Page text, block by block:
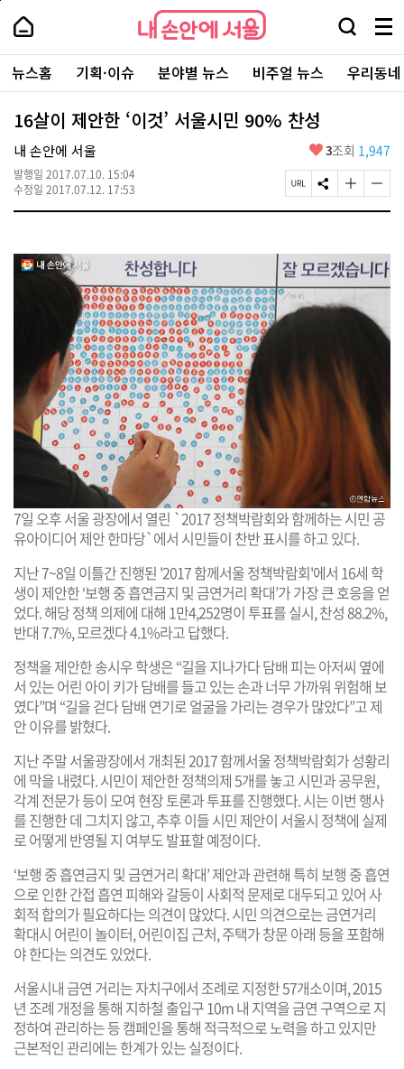
본
로
가
내
손
안
에
서
울
-
서
울
시
대
표
소
털
내
손
에
울
검
창
열
기
메
뉴
전
체
보
주
요
서
뉴스홈 기획·이슈 분야별 뉴스 비주얼 뉴스 우리동
16살이 제안한 ‘이것’ 서울시민 90% 찬성
내 손안에 서울
발행일 2017.07.10. 15:04
수정일 2017.07.12. 17:53
좋
요
3조회 1,947
페
이
R
L
복
사
S
N
유
하
기
글
자
크
게
변
하
글
자
작
게
변
기
7일 오후 서울 광장에서 열린 `2017 정책박람회와 함께하는 시민 공
유아이디어 제안 한마당`에서 시민들이 찬반 표시를 하고 있다.
지난 7~8일 이틀간 진행된 '2017 함께서울 정책박람회'에서 16세 학
생이 제안한 ‘보행 중 흡연금지 및 금연거리 확대’가 가장 큰 호응을 얻
었다. 해당 정책 의제에 대해 1만4,252명이 투표를 실시, 찬성 88.2%,
반대 7.7%, 모르겠다 4.1%라고 답했다.
정책을 제안한 송시우 학생은 “길을 지나가다 담배 피는 아저씨 옆에
서 있는 어린 아이 키가 담배를 들고 있는 손과 너무 가까워 위험해 보
였다”며 “길을 걷다 담배 연기로 얼굴을 가리는 경우가 많았다”고 제
안 이유를 밝혔다.
지난 주말 서울광장에서 개최된 2017 함께서울 정책박람회가 성황리
에 막을 내렸다. 시민이 제안한 정책의제 5개를 놓고 시민과 공무원,
각계 전문가 등이 모여 현장 토론과 투표를 진행했다. 시는 이번 행사
를 진행한 데 그치지 않고, 추후 이들 시민 제안이 서울시 정책에 실제
로 어떻게 반영될 지 여부도 발표할 예정이다.
‘보행 중 흡연금지 및 금연거리 확대’ 제안과 관련해 특히 보행 중 흡연
으로 인한 간접 흡연 피해와 갈등이 사회적 문제로 대두되고 있어 사
회적 합의가 필요하다는 의견이 많았다. 시민 의견으로는 금연거리
확대시 어린이 놀이터, 어린이집 근처, 주택가 창문 아래 등을 포함해
야 한다는 의견도 있었다.
서울시내 금연 거리는 자치구에서 조례로 지정한 57개소이며, 2015
년 조례 개정을 통해 지하철 출입구 10m 내 지역을 금연 구역으로 지
정하여 관리하는 등 캠페인을 통해 적극적으로 노력을 하고 있지만
근본적인 관리에는 한계가 있는 실정이다.
페
상
단
로